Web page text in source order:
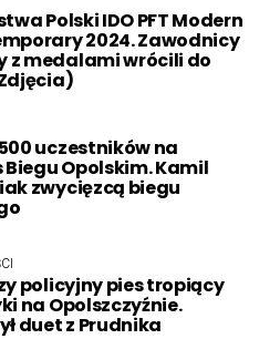
Polski IDO PFT Modern
2024. Zawodnicy
z medalami wrócili do
uczestników na
Opolskim. Kamil
zwycięzcą biegu
policyjny pies tropiący
na Opolszczyźnie.
duet z Prudnika